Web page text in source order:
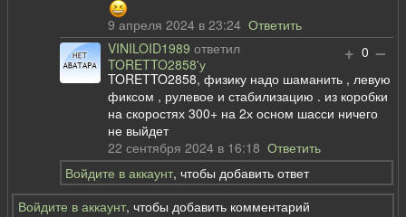
9 апреля 2024 в 23:24Ответить
+ 0 –
VINILOID1989 ответил
TORETTO2858'у
TORETTO2858, физику надо шаманить , левую
фиксом , рулевое и стабилизацию . из коробки
на скоростях 300+ на 2х осном шасси ничего
не выйдет
22 сентября 2024 в 16:18Ответить
Войдите в аккаунт, чтобы добавить ответ
Войдите в аккаунт, чтобы добавить комментарий